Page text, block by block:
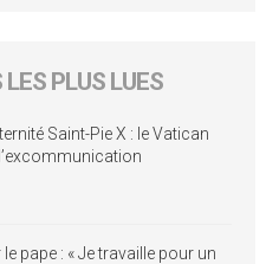
PLUS LUES
Saint-Pie X : le Vatican
pape : « Je travaille pour un